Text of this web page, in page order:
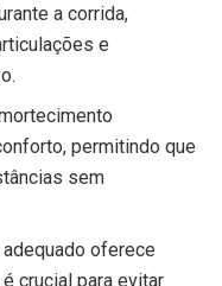
a corrida,
e
permitindo que
sem
oferece
crucial para evitar